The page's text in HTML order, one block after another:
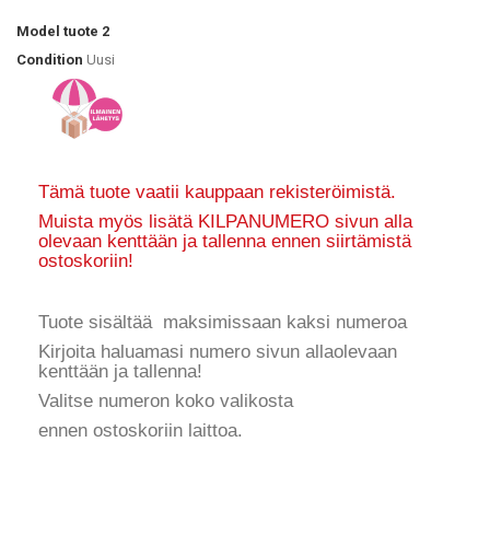
Model tuote 2
Condition Uusi
Tämä tuote vaatii kauppaan rekisteröimistä.
Muista myös lisätä KILPANUMERO sivun alla
olevaan kenttään ja tallenna ennen siirtämistä
ostoskoriin!
Tuote sisältää maksimissaan kaksi numeroa
Kirjoita haluamasi numero sivun allaolevaan
kenttään ja tallenna!
Valitse numeron koko valikosta
ennen ostoskoriin laittoa.